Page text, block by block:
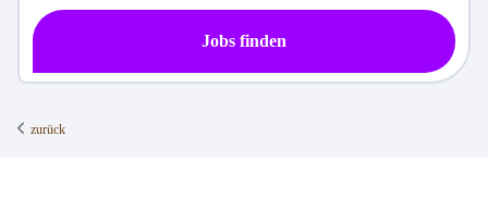
Jobs finden
zurück